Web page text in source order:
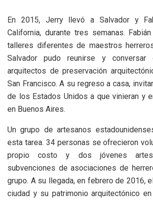
En 2015, Jerry llevó a Salvador y
California, durante tres semanas.
talleres diferentes de maestros
Salvador pudo reunirse y conversar
arquitectos de preservación
San Francisco. A su regreso a casa,
de los Estados Unidos a que vinieran y
en Buenos Aires.
Un grupo de artesanos
esta tarea. 34 personas se ofrecieron
propio costo y dos jóvenes
subvenciones de asociaciones de
grupo. A su llegada, en febrero de 2016,
ciudad y su patrimonio arquitectónico